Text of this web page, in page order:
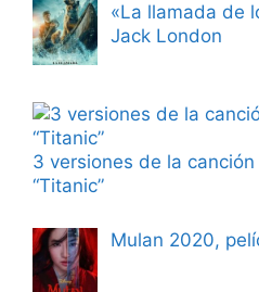
«La llamada de
Jack London
3 versiones de la
“Titanic”
Mulan 2020,